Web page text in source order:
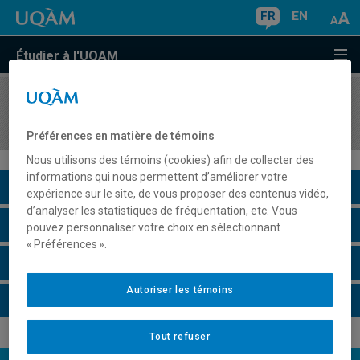
FR EN
Étudier à l'UQAM
COURS//
Description du cours
Horaire - Été 2026
Préférences en matière de témoins
Nous utilisons des témoins (cookies) afin de collecter des
informations qui nous permettent d’améliorer votre
expérience sur le site, de vous proposer des contenus vidéo,
d’analyser les statistiques de fréquentation, etc. Vous
pouvez personnaliser votre choix en sélectionnant
« Préférences ».
Tout refuser
Autoriser les témoins